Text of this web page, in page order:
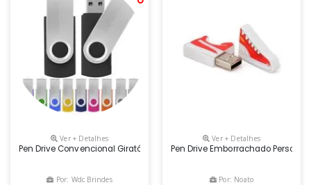
Ver + Detalhes
Pen Drive Convencional Giratório (canivete). Corpo Plástico Com
Por: Wdc Brindes
Ver + Detalhes
Pen Drive Emborrachado
Por: Noato